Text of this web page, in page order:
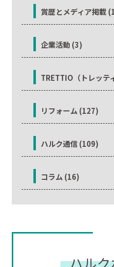
賞歴とメディア掲載
企業活動 (3)
TRETTIO（トレッテ
リフォーム (127)
ハルク通信 (109)
コラム (16)
ハル